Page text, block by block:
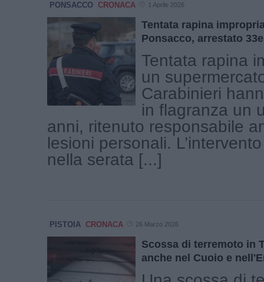
PONSACCO CRONACA 1 Aprile 2026
Tentata rapina
Ponsacco, arrestato
Tentata rapina
un
Carabinieri
in flagranza un
anni, ritenuto responsabile
lesioni personali.
nella serata [...]
PISTOIA CRONACA 26 Marzo 2026
Scossa di terremoto in
anche nel Cuoio e